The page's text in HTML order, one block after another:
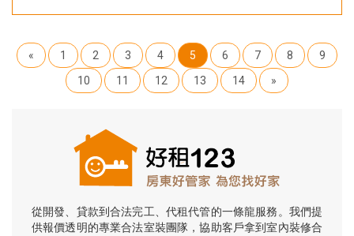
« 1 2 3 4 5 6 7 8
9
10
11 12 13 14 »
從開發、貸款到合法完工、代租代管的一條龍服務。我們提
供報價透明的專業合法室裝團隊，協助客戶拿到室內裝修合